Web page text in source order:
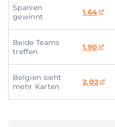
Spanien
gewinnt
1.64
Beide Teams
treffen
1.90
Belgien sieht
mehr Karten
2.02